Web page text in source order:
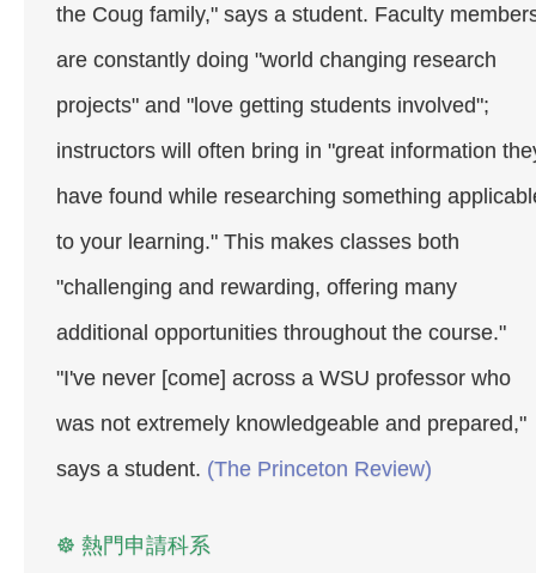
the Coug family," says a student. Faculty
are constantly doing "world changing research
projects" and "love getting students involved";
instructors will often bring in "great information
have found while researching something
to your learning." This makes classes both
"challenging and rewarding, offering many
additional opportunities throughout the course."
"I've never [come] across a WSU professor who
was not extremely knowledgeable and prepared,"
says a student. (The Princeton Review)
☸ 熱門申請科系